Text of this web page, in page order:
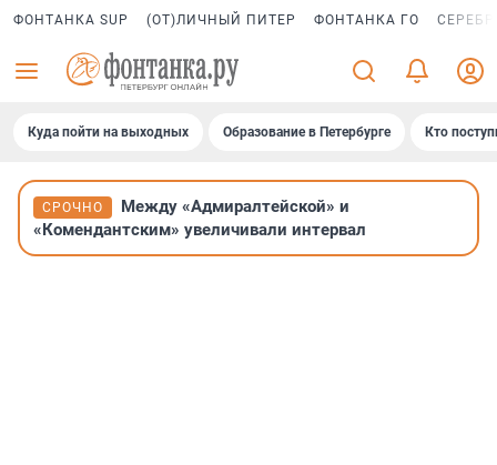
ФОНТАНКА SUP (ОТ)ЛИЧНЫЙ ПИТЕР ФОНТАНКА ГО
Куда пойти на выходных Образование в Петербурге Кто
СРОЧНО
Между «Адмиралтейской» и
«Комендантским» увеличивали интервал